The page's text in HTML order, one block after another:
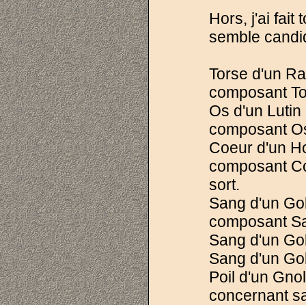
Hors, j'ai fait
semble
Torse d'un
composant
Os d'un
composant
Coeur d'un
composant
sort.
Sang d'un
composant
Sang d'un
Sang d'un
Poil d'un
concernant